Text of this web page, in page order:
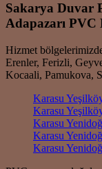
Sakarya Duvar
Adapazarı PVC
Hizmet
Erenler, Ferizli,
Kocaali, Pamukova,
Karasu
Karasu
Karasu
Karasu
Karasu